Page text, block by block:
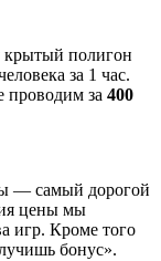
полигон
за 1 час.
проводим за 400
— самый дорогой
цены мы
игр. Кроме того
бонус».